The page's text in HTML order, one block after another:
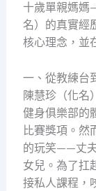
十歲單親媽媽
名）的真實經
核心理念，並
一、從教練台
陳慧珍（化名
健身俱樂部的
比賽獎項。然
的玩笑——丈
女兒。為了扛
接私人課程，